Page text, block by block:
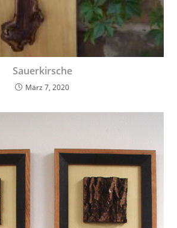
Sauerkirsche
März 7, 2020